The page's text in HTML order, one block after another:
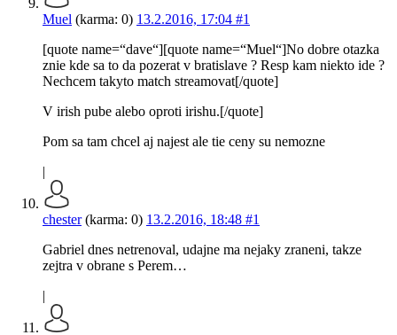
Muel (karma: 0) 13.2.2016, 17:04 #1
[quote name=“dave“][quote name=“Muel“]No dobre otazka
znie kde sa to da pozerat v bratislave ? Resp kam niekto ide ?
Nechcem takyto match streamovat[/quote]
V irish pube alebo oproti irishu.[/quote]
Pom sa tam chcel aj najest ale tie ceny su nemozne
|
chester(karma: 0) 13.2.2016, 18:48 #1
Gabriel dnes netrenoval, udajne ma nejaky zraneni, takze
zejtra v obrane s Perem…
|